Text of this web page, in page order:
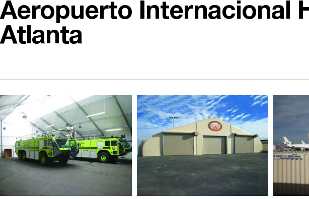
Aeropuerto Internacional
Atlanta